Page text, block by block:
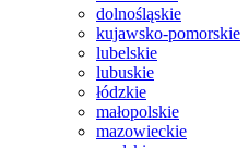
dolnośląskie
kujawsko-pomorskie
lubelskie
lubuskie
łódzkie
małopolskie
mazowieckie